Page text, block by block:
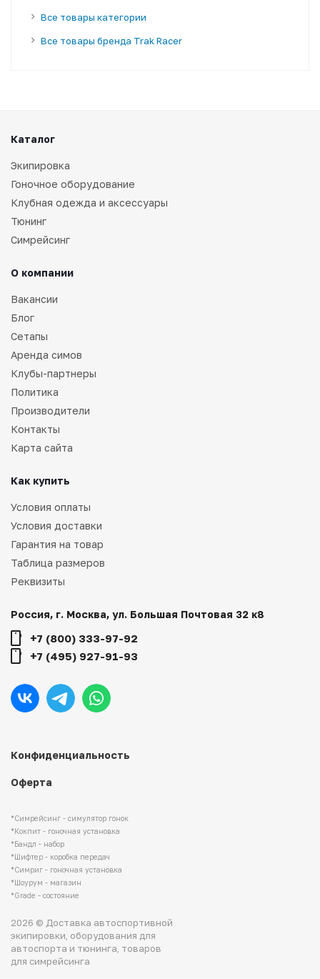
Все товары категории
Все товары бренда Trak Racer
*Симрейсинг - симулятор гонок
*Кокпит - гоночная установка
*Бандл - набор
*Шифтер - коробка передач
*Симриг - гоночная установка
*Шоурум - магазин
*Grade - состояние
2026 © Доставка автоспортивной
экипировки, оборудования для
автоспорта и тюнинга, товаров
для симрейсинга
Конфиденциальность
Оферта
Каталог
Экипировка
Гоночное оборудование
Клубная одежда и аксессуары
Тюнинг
Симрейсинг
О компании
Вакансии
Блог
Сетапы
Аренда симов
Клубы-партнеры
Политика
Производители
Контакты
Карта сайта
Как купить
Условия оплаты
Условия доставки
Гарантия на товар
Таблица размеров
Реквизиты
Россия, г. Москва, ул. Большая Почтовая 32 к8
+7 (800) 333-97-92
+7 (495) 927-91-93